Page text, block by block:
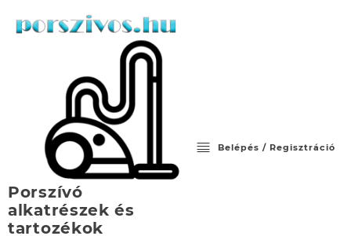
Porszívó
alkatrészek és
tartozékok
Belépés / Regisztráció